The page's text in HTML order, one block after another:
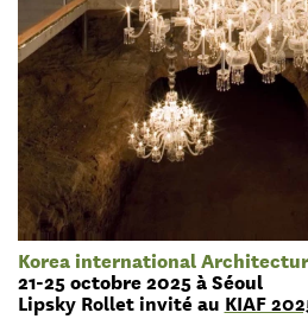
Korea international
21-25 octobre 2025 à Séoul
Lipsky Rollet invité au KIAF